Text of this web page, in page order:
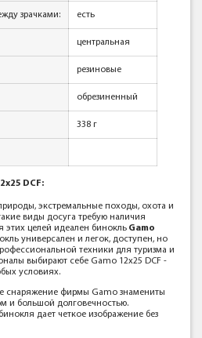
зрачками: есть
центральная
резиновые
обрезиненный
338 г
DCF:
экстремальные походы, охота и
виды досуга требую наличия
этих целей идеален бинокль Gamo
универсален и легок, доступен, но
техники для туризма и
выбирают себе Gamo 12x25 DCF -
условиях.
снаряжение фирмы Gamo знамениты
и большой долговечностью.
дает четкое изображение без